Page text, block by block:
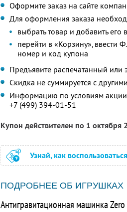
Оформите заказ на сайте
Для оформления заказа
выбрать товар и добавить его
перейти в «Корзину», ввести
номер и код купона
Предъявите распечатанный или
Скидка не суммируется с
Информацию по условиям
+7 (499) 394-01-51
Купон действителен по 1 октября
Узнай, как
ПОДРОБНЕЕ ОБ ИГРУШКАХ
Антигравитационная машинка